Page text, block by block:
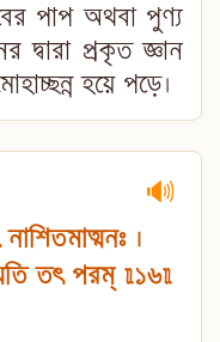
পাপ অথবা পুণ্য
দ্বারা প্রকৃত জ্ঞান
হয়ে পড়ে।
🔊
।
তৎ পরম্ ॥১৬॥